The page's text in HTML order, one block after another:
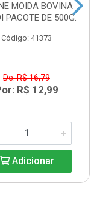
MOIDA BOVINA
PACOTE DE 500G.
Código: 41373
De: R$ 16,79
R$ 12,99
Adicionar